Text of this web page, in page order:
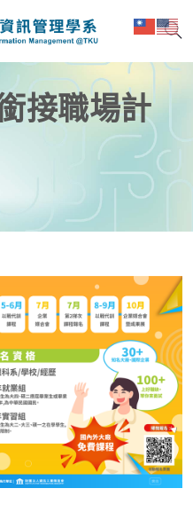
接職場計